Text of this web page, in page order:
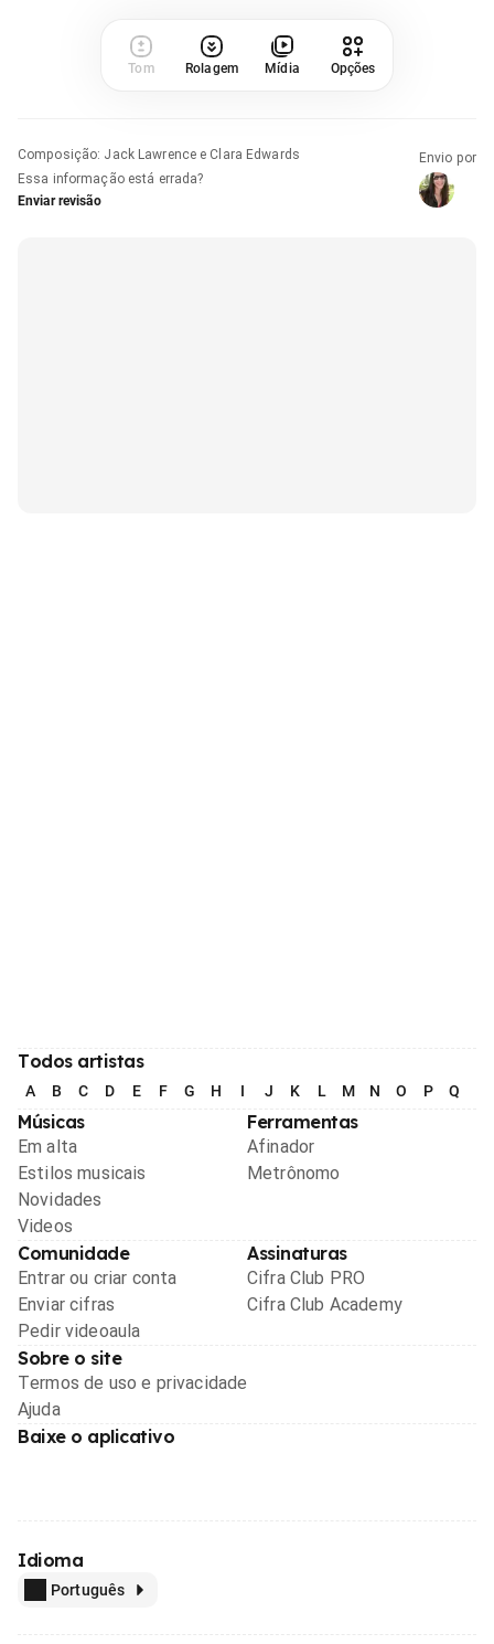
Tom Rolagem Mídia Opções
Composição: Jack Lawrence e Clara Edwards
Essa informação está errada?
Enviar revisão
Envio por
Todos artistas
A B C D E F G H I J K L M N O P Q
Músicas
Em alta
Estilos musicais
Novidades
Videos
Ferramentas
Afinador
Metrônomo
Comunidade
Entrar ou criar conta
Enviar cifras
Pedir videoaula
Assinaturas
Cifra Club PRO
Cifra Club Academy
Sobre o site
Termos de uso e privacidade
Ajuda
Baixe o aplicativo
Idioma
Português